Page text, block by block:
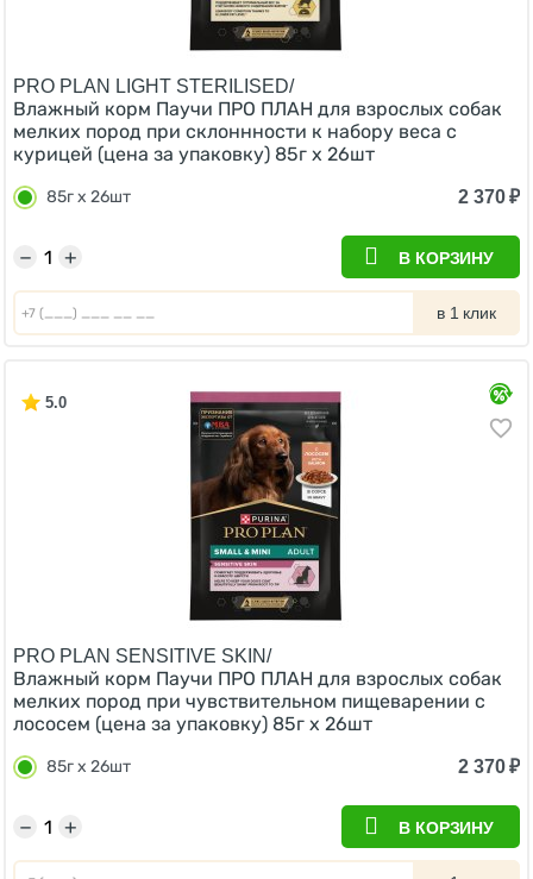
PRO PLAN LIGHT STERILISED/
Влажный корм Паучи ПРО ПЛАН для взрослых собак
мелких пород при склоннности к набору веса с
курицей (цена за упаковку) 85г х 26шт
85г х 26шт 2 370₽
+
− В КОРЗИНУ
в 1 клик
5.0
PRO PLAN SENSITIVE SKIN/
Влажный корм Паучи ПРО ПЛАН для взрослых собак
мелких пород при чувствительном пищеварении с
лососем (цена за упаковку) 85г х 26шт
85г х 26шт 2 370₽
+
− В КОРЗИНУ